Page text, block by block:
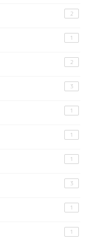
2
1
2
3
1
1
1
3
1
1